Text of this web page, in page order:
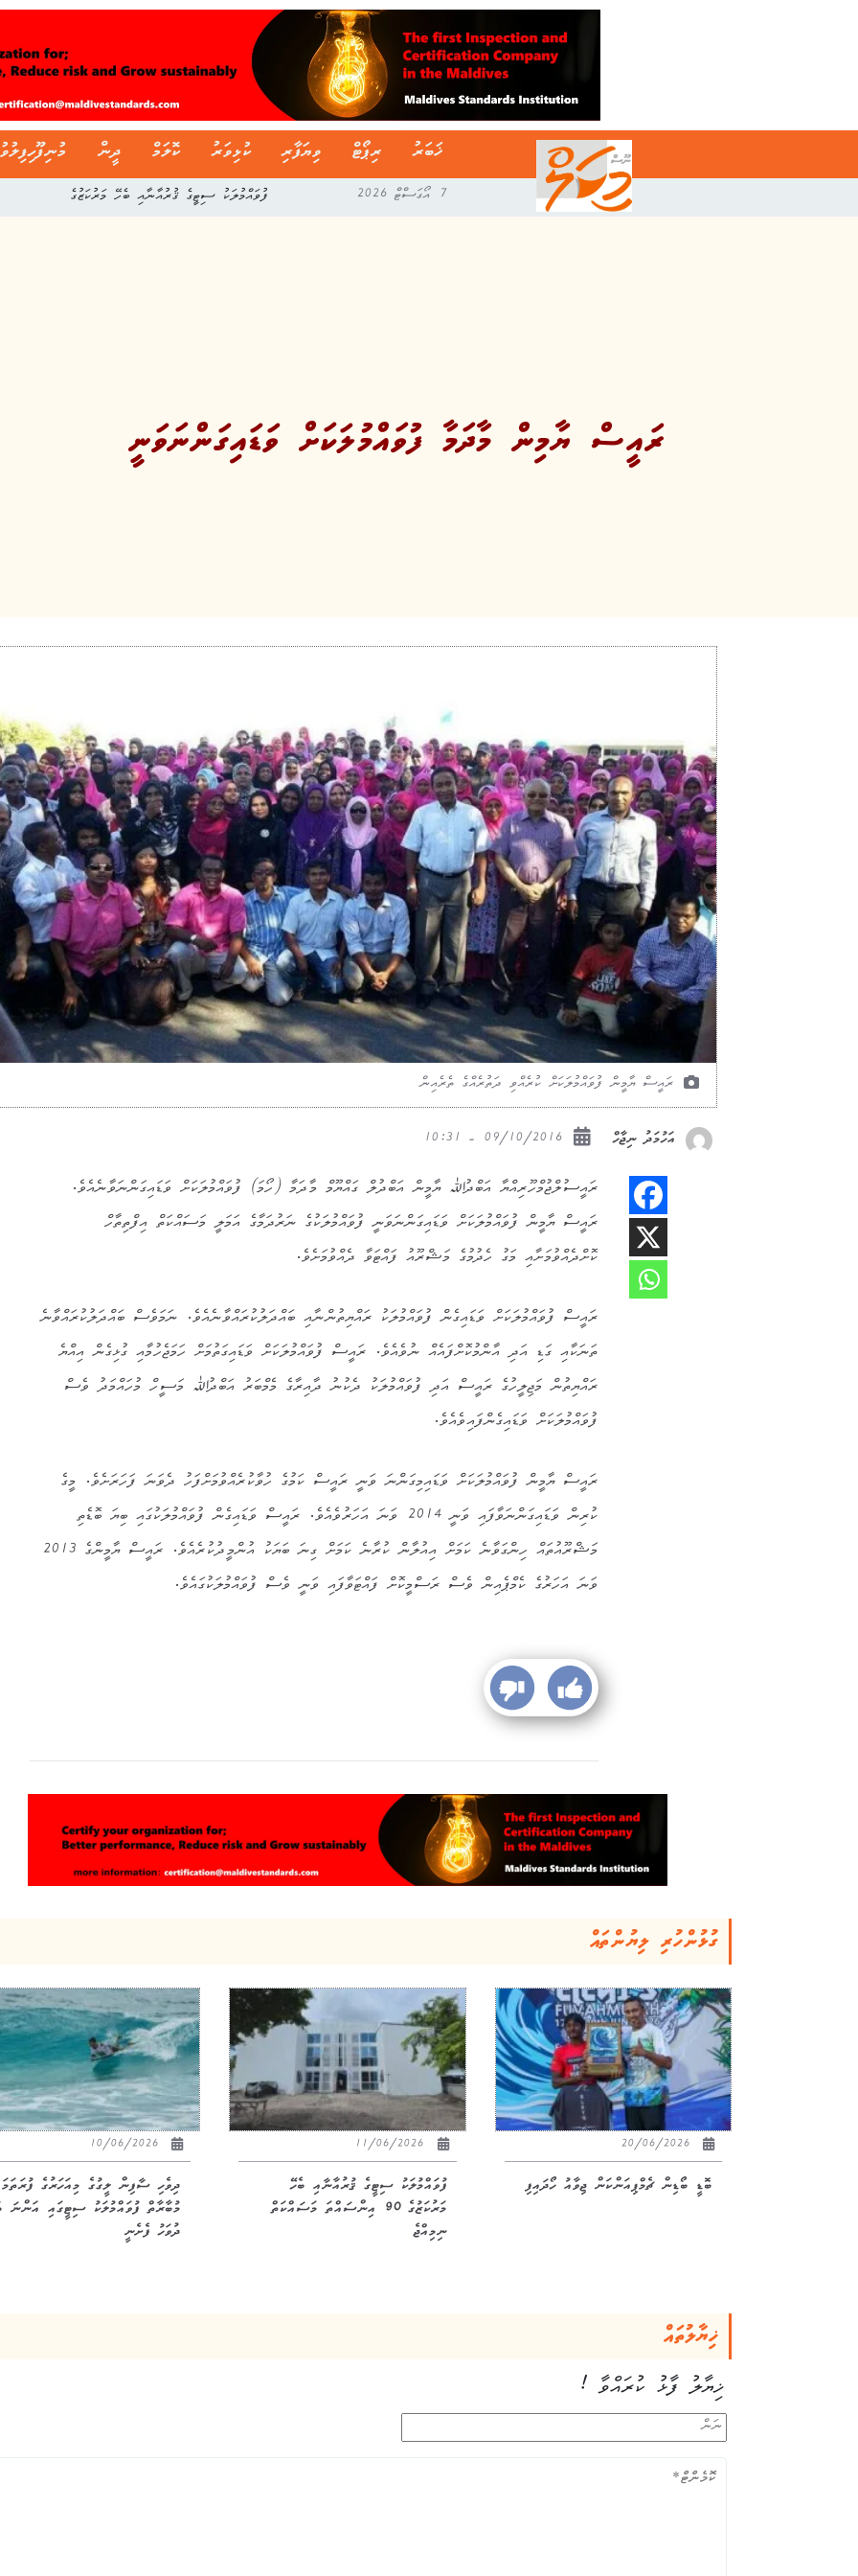
ޚަބަރު ރިޕޯޓް ވިޔަފާރި ކުޅިވަރު ކޮލަމް ދީން
7 އޯގަސްޓް 2026 ފުވައްމުލަކު ސިޓީގެ ޤުރުއާނާއި ބެހޭ މަރުކަޒުގެ
ރައީސް ޔާމިން މާދަމާ ފުވައްމުލަކަށް ވަޑައިގަންނަވަނީ
ރައީސް ޔާމީން ފުވައްމުލަކަށް ކުރެއްވި ދަތުރެއްގެ ތެރެއިން
އަހުމަދު ނިޖާހް
ރައީސުލްޖުމްހޫރިއްޔާ އަބްދުﷲ ޔާމީން އަބްދުލް ގައްޔޫމް މާދަމާ (ހޯމަ) ފުވައްމުލަކަށް ވަޑައިގަންނަވާނެއެވެ.
ރައީސް ޔާމީން ފުވައްމުލަކަށް ވަޑައިގަންނަވަނީ ފުވައްމުލަކުގެ ނަރުދަމާގެ އަމަލީ މަސައްކަތް އިފްތިތާހް
ކޮށްދެއްވުމަށާއި މަގު ހެދުމުގެ މަޝްރޫއު ފައްޓަވާ ދެއްވުމަށެވެ.
ރައީސް ފުވައްމުލަކަށް ވަޑައިގެން ފުވައްމުލަކު ރައްޔިތުންނާއި ބައްދަލުކުރައްވާނެއެވެ. ނަމަވެސް ބައްދަލުކުރައްވާނެ
ތަނަކާއި ގަޑި އަދި އާންމުކޮށްފައެއް ނުވެއެވެ. ރައީސް ފުވައްމުލަކަށް ވަޑައިގަތުމަށް ހަމަޖެހުމާއި ގުޅިގެން އިއްޔެ
ރައްޔިތުން މަޖިލީހުގެ ރައީސް އަދި ފުވައްމުލަކު ދެކުނު ދާއިރާގެ މެމްބަރު އަބްދުﷲ މަސީހް މުހައްމަދު ވެސް
ފުވައްމުލަކަށް ވަޑައިގެންފައިވެއެވެ.
ރައީސް ޔާމީން ފުވައްމުލަކަށް ވަޑައިމިގަންނަ ވަނީ ރައީސް ކަމުގެ ހުވާކުރެއްވުމަށްފަހު ދެވަނަ ފަހަރަށެވެ. މީގެ
ކުރިން ވަޑައިގަންނަވާފައި ވަނީ 2014 ވަނަ އަހަރުވެއެވެ. ރައީސް ވަޑައިގެން ފުވައްމުލަކުގައި ބިޔަ ބޮޑެތި
މަޝްރޫއުތައް ހިންގަވާނެ ކަމަށް އިއުލާން ކުރާނެ ކަމަށް ގިނަ ބަޔަކު އުންމީދުކުރެއެވެ. ރައީސް ޔާމީންގެ 2013
ވަނަ އަހަރުގެ ކެމްޕެއިން ވެސް ރަސްމީކޮށް ފައްޓަވާފައި ވަނީ ވެސް ފުވައްމުލަކުގައެވެ.
ގުޅުންހުރި ލިޔުންތައް
20/06/2026
ބޮޑީ ބޯޑިން ޗެމްޕިއަންކަން ޖިވާއު ހޯދައިފި
ފުވައްމުލަކު ސިޓީގެ ޤުރުއާނާއި ބެހޭ
މަރުކަޒުގެ 90 އިންސައްތަ މަސައްކަތް
ނިމިއްޖެ
10/06/2026
ދިވެހި ސާފިން ލީގުގެ މިއަހަރުގެ ފުރަތަމަ
މުބާރާތް ފުވައްމުލަކު ސިޓީގައި އަންނަ
ދުވަހު ފެށެނީ
ޚިޔާލުތައް
ޚިޔާލު ފާޅު ކުރައްވާ !